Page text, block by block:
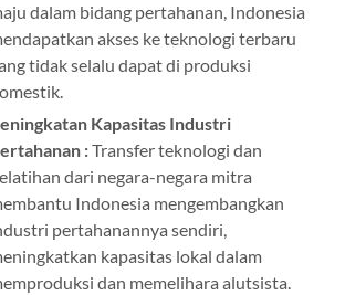
dalam bidang pertahanan, Indonesia
akses ke teknologi terbaru
tidak selalu dapat di produksi
Kapasitas Industri
:Transfer teknologi dan
dari negara-negara mitra
Indonesia mengembangkan
pertahanannya sendiri,
kapasitas lokal dalam
dan memelihara alutsista.